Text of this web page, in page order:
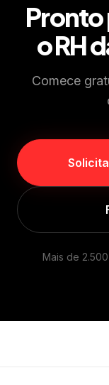
Pronto
o RH
Comece
Mais de